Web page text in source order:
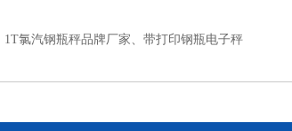
1T氯汽钢瓶秤品牌厂家、带打印钢瓶电子秤